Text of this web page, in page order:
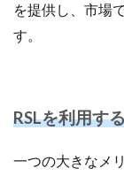
を提供し、市場
す。
RSLを利用す
一つの大きなメ